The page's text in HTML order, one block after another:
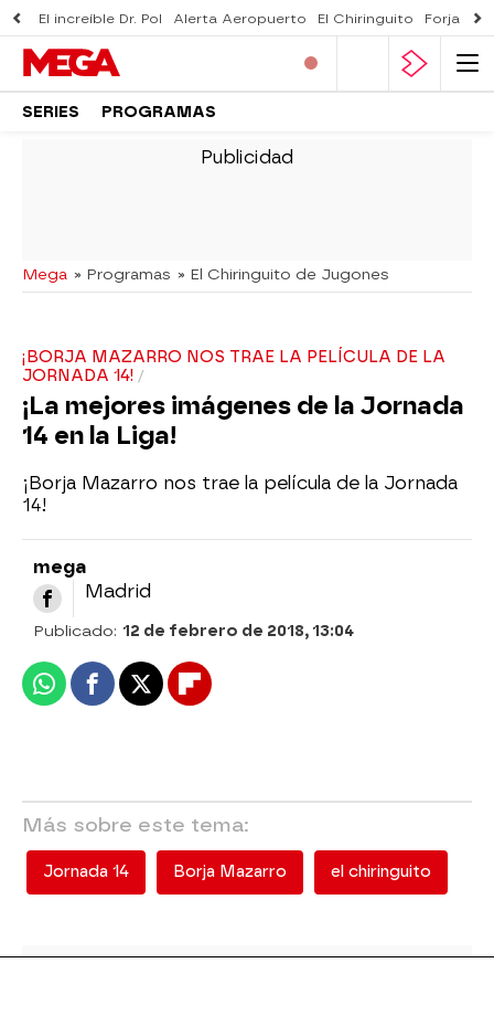
El increíble Dr. Pol Alerta Aeropuerto El Chiringuito Forjado
SERIES PROGRAMAS
Mega » Programas » El Chiringuito de Jugones
¡BORJA MAZARRO NOS TRAE LA PELÍCULA DE LA
JORNADA 14!
¡La mejores imágenes de la Jornada
14 en la Liga!
¡Borja Mazarro nos trae la película de la Jornada
14!
mega
Madrid
Publicado: 12 de febrero de 2018, 13:04
WhatsappFacebook
X Flipboard
Más sobre este tema:
Jornada 14 Borja Mazarro el chiringuito